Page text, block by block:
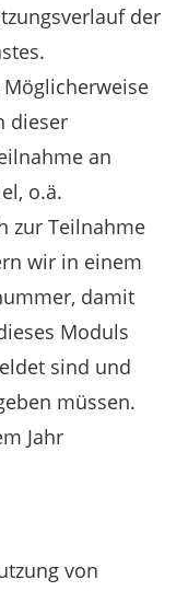
der
Möglicherweise
dieser
an
o.ä.
zur Teilnahme
wir in einem
damit
Moduls
sind und
müssen.
Jahr
von